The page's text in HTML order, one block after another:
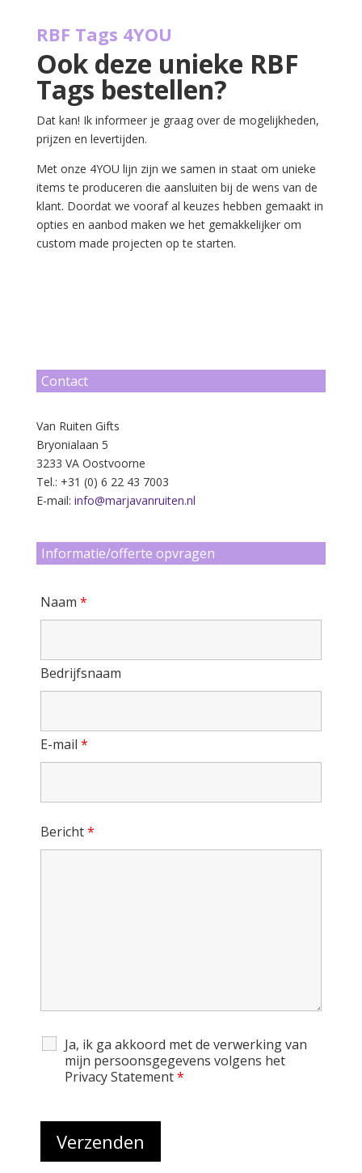
RBF Tags 4YOU
Ook deze unieke RBF
Tags bestellen?
Dat kan! Ik informeer je graag over de mogelijkheden,
prijzen en levertijden.
Met onze 4YOU lijn zijn we samen in staat om unieke
items te produceren die aansluiten bij de wens van de
klant. Doordat we vooraf al keuzes hebben gemaakt in
opties en aanbod maken we het gemakkelijker om
custom made projecten op te starten.
Contact
Van Ruiten Gifts
Bryonialaan 5
3233 VA Oostvoorne
Tel.: +31 (0) 6 22 43 7003
E-mail: info@marjavanruiten.nl
Informatie/offerte opvragen
Naam *
Bedrijfsnaam
E-mail *
Bericht*
Ja, ik ga akkoord met de verwerking van
mijn persoonsgegevens volgens het
Privacy Statement*